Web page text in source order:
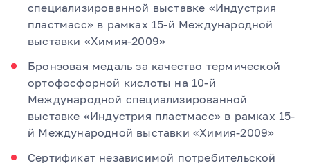
специализированной выставке «Индустрия
пластмасс» в рамках 15-й Международной
выставки «Химия-2009»
Бронзовая медаль за качество термической
ортофосфорной кислоты на 10-й
Международной специализированной
выставке «Индустрия пластмасс» в рамках 15-
й Международной выставки «Химия-2009»
Сертификат независимой потребительской